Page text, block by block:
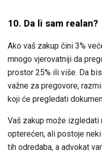
10. Da li sam realan?
Ako vaš zakup čini 3%
mnogo vjerovatniji da
prostor 25% ili više. Da
važne za pregovore,
koji će pregledati
Vaš zakup može izgledati
opterećen, ali postoje
tih odredaba, a advokat